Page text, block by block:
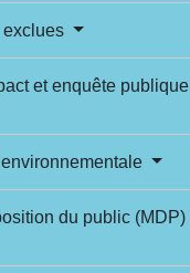
exclues
et enquête publique
du public (MDP)